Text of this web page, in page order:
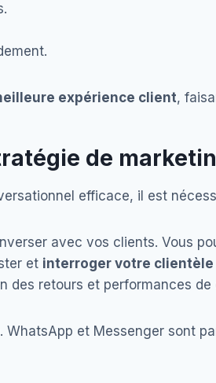
expérience client,
de
efficace, il est
avec vos clients. Vous
et interroger votre clientèle
des retours et performances de
. WhatsApp et Messenger sont